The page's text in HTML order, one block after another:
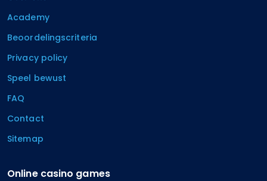
Academy
Beoordelingscriteria
Privacy policy
Speel bewust
FAQ
Contact
Sitemap
Online casino games